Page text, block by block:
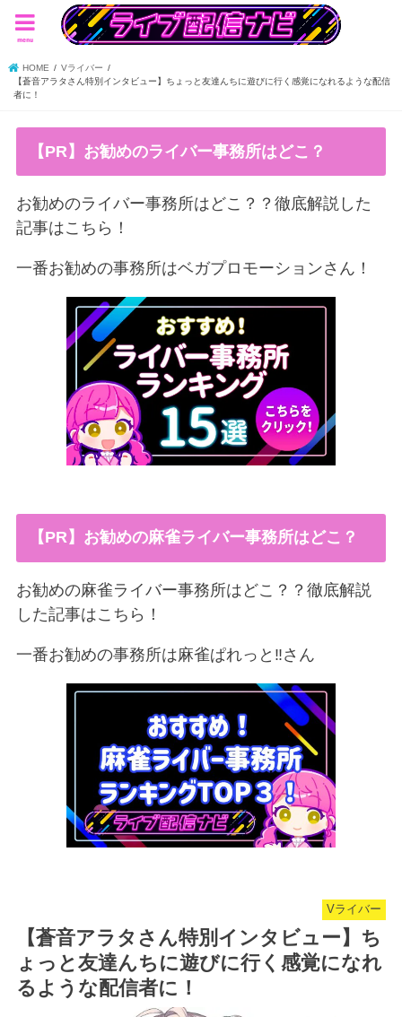
menu
HOME
Vライバー
【蒼音アラタさん特別インタビュー】ちょっと友達んちに遊びに行く感覚になれるような配信
者に！
【PR】お勧めのライバー事務所はどこ？
お勧めのライバー事務所はどこ？？徹底解説した
記事はこちら！
一番お勧めの事務所はベガプロモーションさん！
【PR】お勧めの麻雀ライバー事務所はどこ？
お勧めの麻雀ライバー事務所はどこ？？徹底解説
した記事はこちら！
一番お勧めの事務所は麻雀ぱれっと‼︎さん
Vライバー
【蒼音アラタさん特別インタビュー】ち
ょっと友達んちに遊びに行く感覚になれ
るような配信者に！